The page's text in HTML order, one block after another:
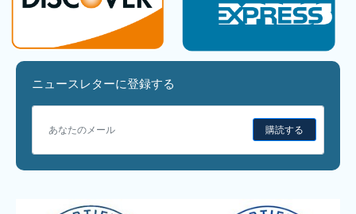
ニュースレターに登録する
購読する